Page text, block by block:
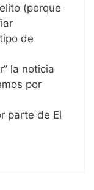
(porque
de
la noticia
por
parte de El